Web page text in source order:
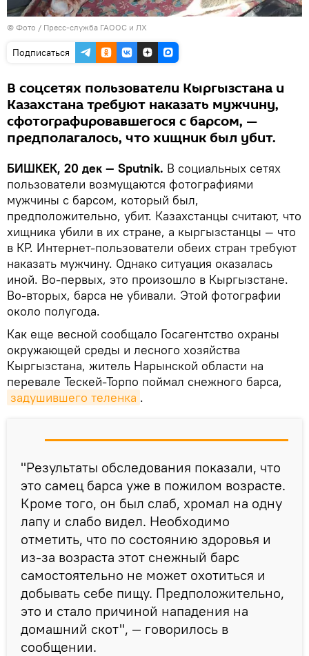
© Фото / Пресс-служба ГАООС и ЛХ
Подписаться
В соцсетях пользователи Кыргызстана и
Казахстана требуют наказать мужчину,
сфотографировавшегося с барсом, —
предполагалось, что хищник был убит.
БИШКЕК, 20 дек — Sputnik. В социальных сетях
пользователи возмущаются фотографиями
мужчины с барсом, который был,
предположительно, убит. Казахстанцы считают, что
хищника убили в их стране, а кыргызстанцы — что
в КР. Интернет-пользователи обеих стран требуют
наказать мужчину. Однако ситуация оказалась
иной. Во-первых, это произошло в Кыргызстане.
Во-вторых, барса не убивали. Этой фотографии
около полугода.
Как еще весной сообщало Госагентство охраны
окружающей среды и лесного хозяйства
Кыргызстана, житель Нарынской области на
перевале Тескей-Торпо поймал снежного барса,
задушившего теленка .
"Результаты обследования показали, что
это самец барса уже в пожилом возрасте.
Кроме того, он был слаб, хромал на одну
лапу и слабо видел. Необходимо
отметить, что по состоянию здоровья и
из-за возраста этот снежный барс
самостоятельно не может охотиться и
добывать себе пищу. Предположительно,
это и стало причиной нападения на
домашний скот", — говорилось в
сообщении.